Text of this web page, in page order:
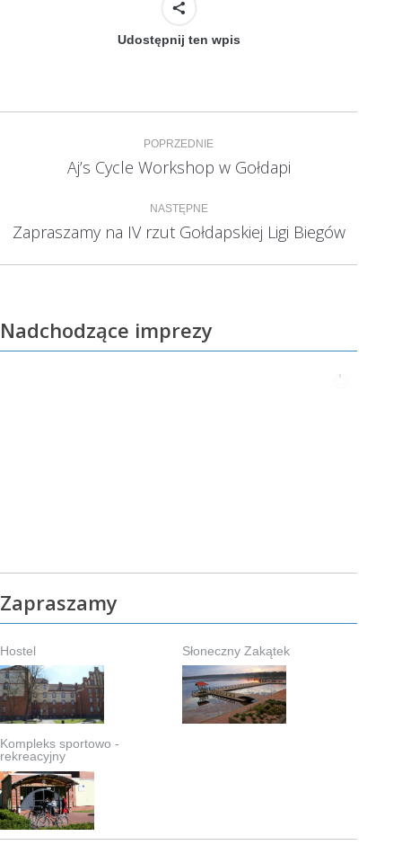
Udostępnij ten wpis
Nawigacja
wpisów
POPRZEDNIE
Poprzedni
Aj’s Cycle Workshop w Gołdapi
NASTĘPNE
Następny
Zapraszamy na IV rzut Gołdapskiej Ligi Biegów
Nadchodzące imprezy
Zapraszamy
Hostel Słoneczny Zakątek
Kompleks sportowo -
rekreacyjny